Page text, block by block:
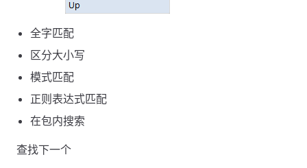
全字匹配
区分大小写
模式匹配
正则表达式匹配
在包内搜索
查找下一个